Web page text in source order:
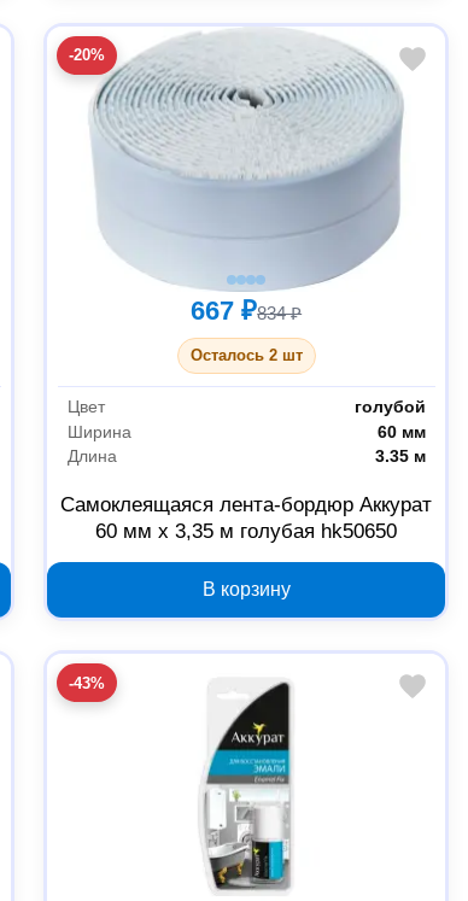
-20%
667 ₽834 ₽
Осталось 2 шт
Цвет
голубой
Ширина
60 мм
Длина
3.35 м
Самоклеящаяся лента-бордюр Аккурат
60 мм x 3,35 м голубая hk50650
В корзину
-43%